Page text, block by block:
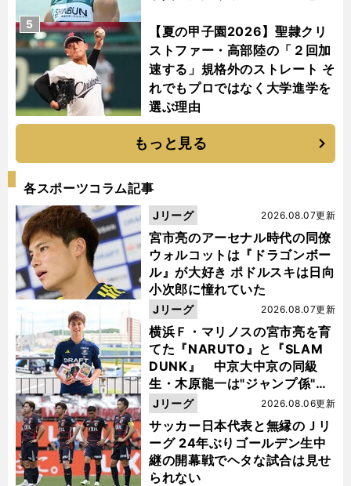
【夏の甲子園2026】聖隷クリ
ストファー・高部陸の「２回加
速する」規格外のストレート そ
れでもプロではなく大学進学を
選ぶ理由
5
もっと見る
各スポーツコラム記事
宮市亮のアーセナル時代の同僚
ウォルコットは『ドラゴンボー
ル』が大好き ポドルスキは日向
小次郎に憧れていた
2026.08.07更新
Jリーグ
横浜Ｆ・マリノスの宮市亮を育
てた『NARUTO』と『SLAM
DUNK』 中京大中京の同級
生・木原龍一は"ジャンプ係"だ
った
2026.08.07更新
Jリーグ
サッカー日本代表と無縁のＪリ
ーグ 24年ぶりゴールデン生中
継の開幕戦でヘタな試合は見せ
られない
2026.08.06更新
Jリーグ